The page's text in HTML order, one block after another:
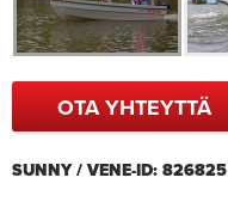
OTA YHTEYTTÄ
SUNNY / VENE-ID: 826825